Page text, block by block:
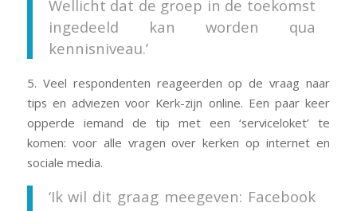
Wellicht dat de groep in de toekomst
ingedeeld kan worden qua
kennisniveau.’
5. Veel respondenten reageerden op de vraag naar
tips en adviezen voor Kerk-zijn online. Een paar keer
opperde iemand de tip met een ‘serviceloket’ te
komen: voor alle vragen over kerken op internet en
sociale media.
‘Ik wil dit graag meegeven: Facebook